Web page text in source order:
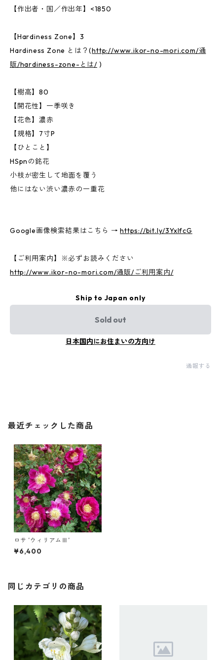
【作出者・国／作出年】<1850
【Hardiness Zone】3
Hardiness Zone とは？(http://www.ikor-no-mori.com/通
販/hardiness-zone-とは/ )
【樹高】80
【開花性】一季咲き
【花色】濃赤
【規格】7寸P
【ひとこと】
HSpnの銘花
小枝が密生して地面を覆う
他にはない渋い濃赤の一重花
Google画像検索結果はこちら →https://bit.ly/3YxIfcG
【ご利用案内】※必ずお読みください
http://www.ikor-no-mori.com/通販/ご利用案内/
Ship to Japan only
Sold out
日本国内にお住まいの方向け
通報する
最近チェックした商品
ロサ ’ウィリアムⅢ’
¥6,400
同じカテゴリの商品